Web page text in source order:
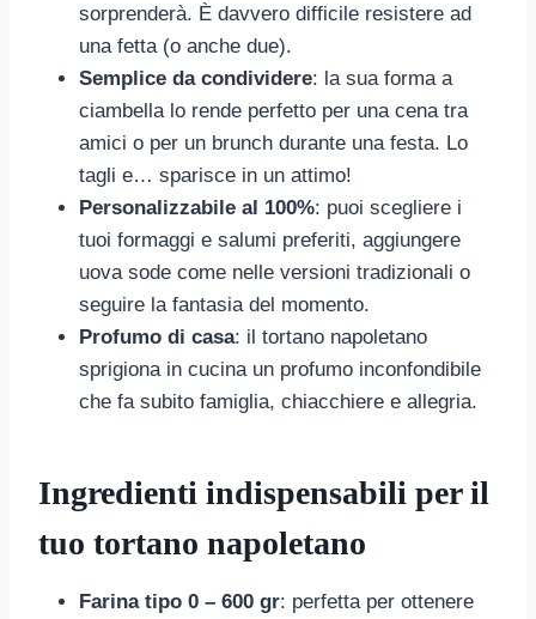
sorprenderà. È davvero difficile resistere ad
una fetta (o anche due).
Semplice da condividere: la sua forma a
ciambella lo rende perfetto per una cena tra
amici o per un brunch durante una festa. Lo
tagli e… sparisce in un attimo!
Personalizzabile al 100%: puoi scegliere i
tuoi formaggi e salumi preferiti, aggiungere
uova sode come nelle versioni tradizionali o
seguire la fantasia del momento.
Profumo di casa: il tortano napoletano
sprigiona in cucina un profumo inconfondibile
che fa subito famiglia, chiacchiere e allegria.
Ingredienti indispensabili per il
tuo tortano napoletano
Farina tipo 0 – 600 gr: perfetta per ottenere